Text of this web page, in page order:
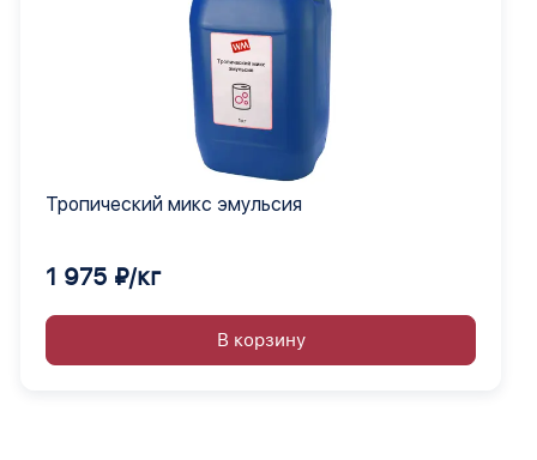
Тропический микс эмульсия
1 975 ₽/кг
В корзину